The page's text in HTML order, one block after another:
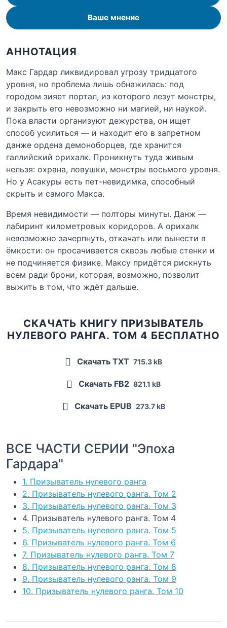
Ваше мнение
АННОТАЦИЯ
Макс Гардар ликвидировал угрозу тридцатого
уровня, но проблема лишь обнажилась: под
городом зияет портал, из которого лезут монстры,
и закрыть его невозможно ни магией, ни наукой.
Пока власти организуют дежурства, он ищет
способ усилиться — и находит его в запретном
данже ордена демоноборцев, где хранится
галлийский орихалк. Проникнуть туда живым
нельзя: охрана, ловушки, монстры восьмого уровня.
Но у Асакуры есть пет-невидимка, способный
скрыть и самого Макса.
Время невидимости — полторы минуты. Данж —
лабиринт километровых коридоров. А орихалк
невозможно зачерпнуть, откачать или вынести в
ёмкости: он просачивается сквозь любые стенки и
не подчиняется физике. Максу придётся рискнуть
всем ради брони, которая, возможно, позволит
выжить в том, что ждёт дальше.
СКАЧАТЬ КНИГУ ПРИЗЫВАТЕЛЬ
НУЛЕВОГО РАНГА. ТОМ 4 БЕСПЛАТНО
Скачать TXT 715.3 kB
Скачать FB2 821.1 kB
Скачать EPUB 273.7 kB
ВСЕ ЧАСТИ СЕРИИ "Эпоха
Гардара"
1. Призыватель нулевого ранга
2. Призыватель нулевого ранга. Том 2
3. Призыватель нулевого ранга. Том 3
4. Призыватель нулевого ранга. Том 4
5. Призыватель нулевого ранга. Том 5
6. Призыватель нулевого ранга. Том 6
7. Призыватель нулевого ранга. Том 7
8. Призыватель нулевого ранга. Том 8
9. Призыватель нулевого ранга. Том 9
10. Призыватель нулевого ранга. Том 10